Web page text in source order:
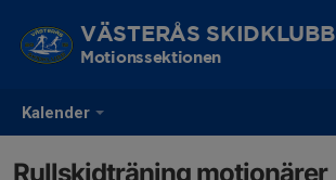
Kalender
VÄSTERÅS SKIDKLUBB
Motionssektionen
Rullskidträning motionärer